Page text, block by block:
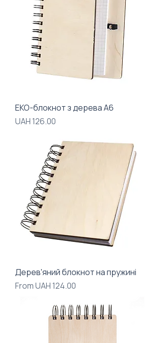
ЕКО-блокнот з дерева А6
Price
UAH 126.00
Дерев'яний блокнот на пружині
FromUAH 124.00
Sale Price